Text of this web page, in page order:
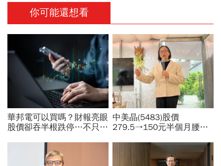
你可能還想看
華邦電可以買嗎？財報亮眼
股價卻吞半根跌停…不只外
張利空，要抱要殺全看2重
中美晶(5483)股價
279.5→150元半個月腰
績、罕見抱屈自家股票：真
的被低估了